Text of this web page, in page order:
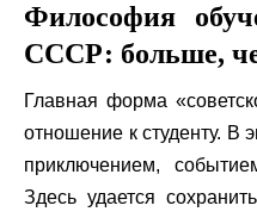
Философия
СССР: больше,
Главная форма
отношение к студенту.
приключением,
Здесь удается